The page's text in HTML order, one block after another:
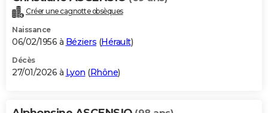
DICTIONNAIRE
Dictionnaire
Biographies
Citations
Expressions
Proverbes
PROGRAMME TV
S'inscrire
Se connecter
Lycées
Collèges
Primaires
Universités
Entreprises
Service militaire
Avis de recherche
AVIS DE DÉCÈS
Créer une cagnotte obsèques
Naissance
06/02/1956 à Béziers (Hérault)
Décès
27/01/2026 à Lyon (Rhône)